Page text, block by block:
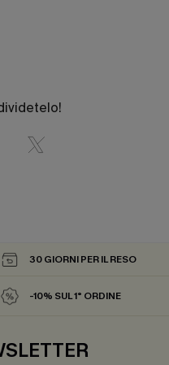
30 GIORNI PER IL RESO
-10% SUL 1° ORDINE